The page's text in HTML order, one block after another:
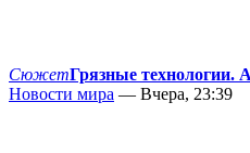
СюжетГрязные
Новости мира — Вчера, 23:39